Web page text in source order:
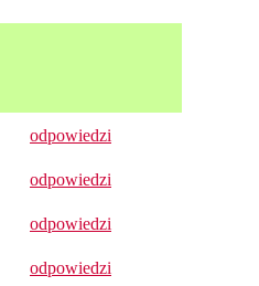
odpowiedzi
odpowiedzi
odpowiedzi
odpowiedzi